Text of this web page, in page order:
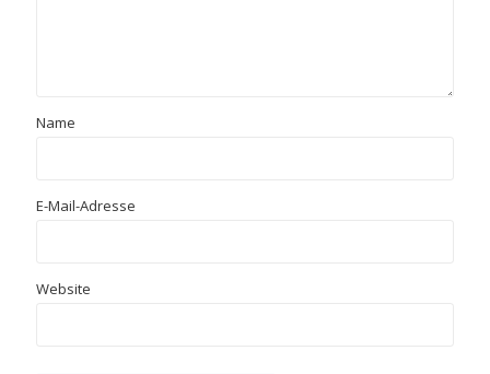
Name
E-Mail-Adresse
Website